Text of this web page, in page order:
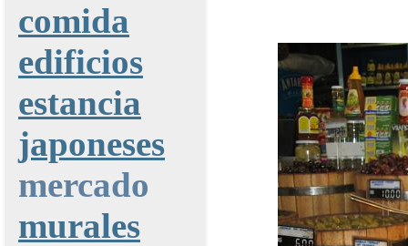
comida
edificios
estancia
japoneses
mercado
murales